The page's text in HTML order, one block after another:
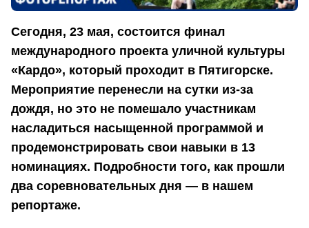
Сегодня, 23 мая, состоится финал
международного проекта уличной культуры
«Кардо», который проходит в Пятигорске.
Мероприятие перенесли на сутки из-за
дождя, но это не помешало участникам
насладиться насыщенной программой и
продемонстрировать свои навыки в 13
номинациях. Подробности того, как прошли
два соревновательных дня — в нашем
репортаже.